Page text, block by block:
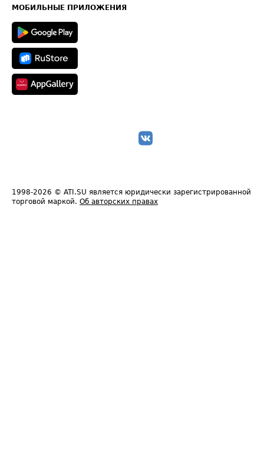
Техническая информация
МОБИЛЬНЫЕ ПРИЛОЖЕНИЯ
1998-2026 © ATI.SU является юридически зарегистрированной
торговой маркой. Об авторских правах